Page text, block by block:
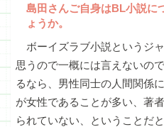
島田さんご自身はBL小説に
ょうか。
ボーイズラブ小説というジ
思うので一概には言えないの
るなら、男性同士の人間関係
が女性であることが多い、著
られていない、ということだ